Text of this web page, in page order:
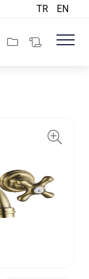
TR EN